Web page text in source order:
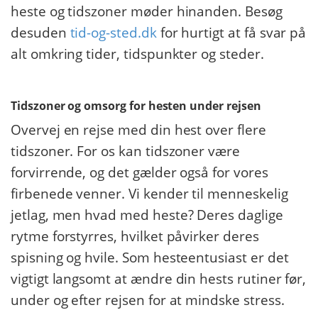
heste og tidszoner møder hinanden. Besøg
desuden tid-og-sted.dkfor hurtigt at få svar på
alt omkring tider, tidspunkter og steder.
Tidszoner og omsorg for hesten under rejsen
Overvej en rejse med din hest over flere
tidszoner. For os kan tidszoner være
forvirrende, og det gælder også for vores
firbenede venner. Vi kender til menneskelig
jetlag, men hvad med heste? Deres daglige
rytme forstyrres, hvilket påvirker deres
spisning og hvile. Som hesteentusiast er det
vigtigt langsomt at ændre din hests rutiner før,
under og efter rejsen for at mindske stress.